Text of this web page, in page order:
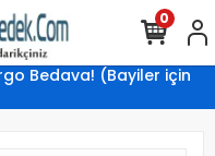
Bedava! (Bayiler için
0